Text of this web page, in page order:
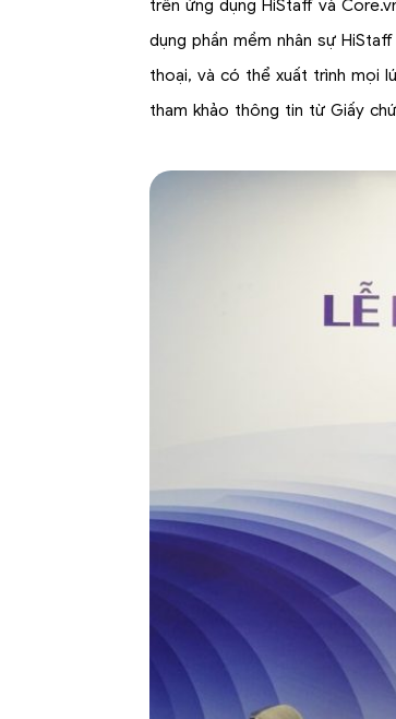
trên ứng dụng HiStaff và
dụng phần mềm nhân sự
thoại, và có thể xuất trình mọi
tham khảo thông tin từ Giấy